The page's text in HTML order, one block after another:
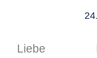
Liebe